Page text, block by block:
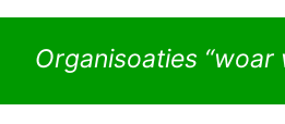
Organisoaties “woar